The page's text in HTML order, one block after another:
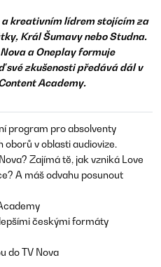
kreativním lídrem stojícím za
Král Šumavy nebo Studna.
a Oneplay formuje
své zkušenosti předává dál v
Academy.
program pro absolventy
oborů v oblasti audiovize.
Zajímá tě, jak vzniká Love
A máš odvahu posunout
českými formáty
do TV Nova